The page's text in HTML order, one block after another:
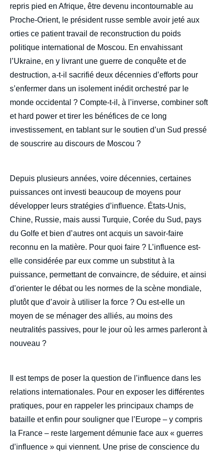
repris pied en Afrique, être devenu incontournable au
Proche-Orient, le président russe semble avoir jeté aux
orties ce patient travail de reconstruction du poids
politique international de Moscou. En envahissant
l’Ukraine, en y livrant une guerre de conquête et de
destruction, a-t-il sacrifié deux décennies d’efforts pour
s’enfermer dans un isolement inédit orchestré par le
monde occidental ? Compte-t-il, à l’inverse, combiner soft
et hard power et tirer les bénéfices de ce long
investissement, en tablant sur le soutien d’un Sud pressé
de souscrire au discours de Moscou ?
Depuis plusieurs années, voire décennies, certaines
puissances ont investi beaucoup de moyens pour
développer leurs stratégies d’influence. États-Unis,
Chine, Russie, mais aussi Turquie, Corée du Sud, pays
du Golfe et bien d’autres ont acquis un savoir-faire
reconnu en la matière. Pour quoi faire ? L’influence est-
elle considérée par eux comme un substitut à la
puissance, permettant de convaincre, de séduire, et ainsi
d’orienter le débat ou les normes de la scène mondiale,
plutôt que d’avoir à utiliser la force ? Ou est-elle un
moyen de se ménager des alliés, au moins des
neutralités passives, pour le jour où les armes parleront à
nouveau ?
Il est temps de poser la question de l’influence dans les
relations internationales. Pour en exposer les différentes
pratiques, pour en rappeler les principaux champs de
bataille et enfin pour souligner que l’Europe – y compris
la France – reste largement démunie face aux « guerres
d’influence » qui viennent. Une prise de conscience du